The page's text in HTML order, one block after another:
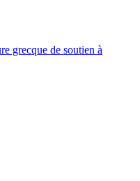
grecque de soutien à